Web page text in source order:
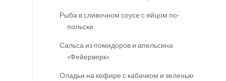
Рыба в сливочном соусе с яйцом по-
польски
Сальса из помидоров и апельсина
«Фейерверк»
Оладьи на кефире с кабачком и зеленью